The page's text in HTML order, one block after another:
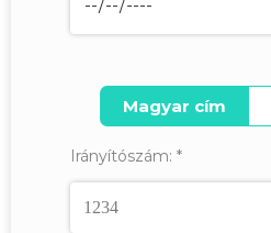
Magyar cím
Irányítószám: *